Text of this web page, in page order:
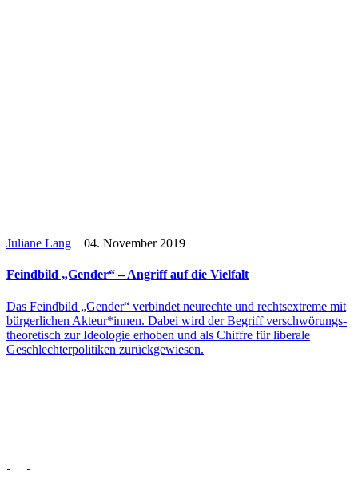
Juliane Lang 04. November 2019
Feind­bild „Gender“ – Angriff auf die Vielfalt
Das Feind­bild „Gender“ ver­bin­det neu­rechte und rechts­extreme mit
bür­ger­li­chen Akteur*innen. Dabei wird der Begriff ver­schwö­rungs­
theo­re­tisch zur Ideo­lo­gie erhoben und als Chiffre für libe­rale
Geschlech­ter­po­li­ti­ken zurückgewiesen.